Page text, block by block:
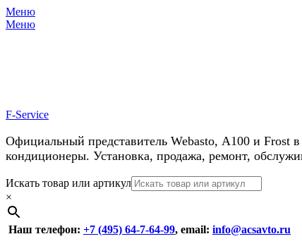
Меню
Меню
F-Service
Официальный представитель Webasto, А100 и Frost
кондиционеры. Установка, продажа, ремонт,
Header
Right
Menu
Перейти
к
содержимому
Искать товар или артикул
×
Наш телефон: +7 (495) 64-7-64-99, email: info@acsavto.ru